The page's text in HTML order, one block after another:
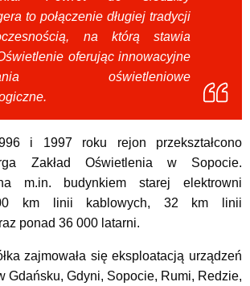
to połączenie długiej tradycji
na którą stawia
oferując innowacyjne
oświetleniowe
i 1997 roku rejon przekształcono
Zakład Oświetlenia w Sopocie.
m.in. budynkiem starej elektrowni
km linii kablowych, 32 km linii
ponad 36 000 latarni.
zajmowała się eksploatacją urządzeń
Gdańsku, Gdyni, Sopocie, Rumi, Redzie,